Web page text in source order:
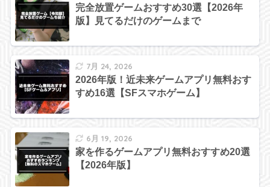
完全放置ゲームおすすめ30選【2026年
版】見てるだけのゲームまで
7月 24, 2026
2026年版！近未来ゲームアプリ無料おす
すめ16選【SFスマホゲーム】
6月 19, 2026
家を作るゲームアプリ無料おすすめ20選
【2026年版】